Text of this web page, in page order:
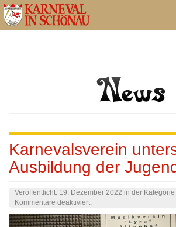
Karnevalsverein
Ausbildung der
Veröffentlicht: 19. Dezember 2022 in der Kategorie
Kommentare deaktiviertfür
Karnevalsverein
unterstützt
.